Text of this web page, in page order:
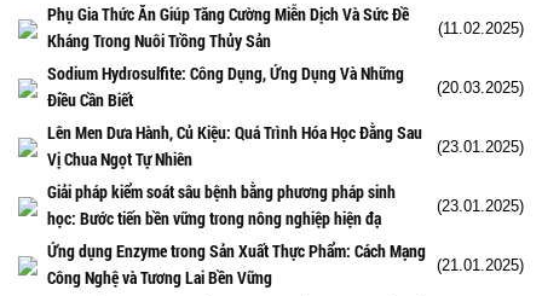
Phụ Gia Thức Ăn Giúp Tăng Cường Miễn Dịch Và Sức Đề
Kháng Trong Nuôi Trồng Thủy Sản
(11.02.2025)
Sodium Hydrosulfite: Công Dụng, Ứng Dụng Và Những
Điều Cần Biết
(20.03.2025)
Lên Men Dưa Hành, Củ Kiệu: Quá Trình Hóa Học Đằng Sau
Vị Chua Ngọt Tự Nhiên
(23.01.2025)
Giải pháp kiểm soát sâu bệnh bằng phương pháp sinh
học: Bước tiến bền vững trong nông nghiệp hiện đạ
(23.01.2025)
Ứng dụng Enzyme trong Sản Xuất Thực Phẩm: Cách Mạng
Công Nghệ và Tương Lai Bền Vững
(21.01.2025)